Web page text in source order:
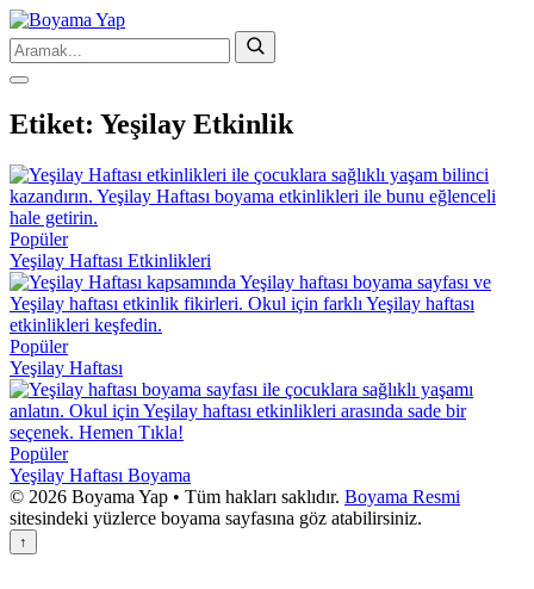
Etiket: Yeşilay Etkinlik
Popüler
Yeşilay Haftası Etkinlikleri
Popüler
Yeşilay Haftası
Popüler
Yeşilay Haftası Boyama
© 2026 Boyama Yap • Tüm hakları saklıdır. Boyama Resmi
sitesindeki yüzlerce boyama sayfasına göz atabilirsiniz.
↑